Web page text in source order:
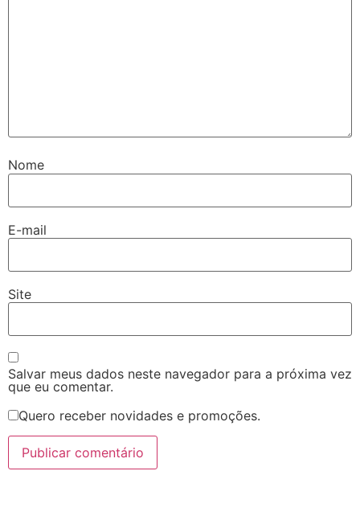
Nome
E-mail
Site
Salvar meus dados neste navegador para a próxima vez
que eu comentar.
Quero receber novidades e promoções.